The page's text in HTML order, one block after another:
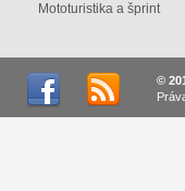
Mototuristika a šprint
©